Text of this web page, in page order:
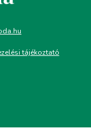
tájékoztató